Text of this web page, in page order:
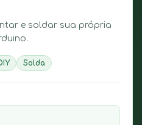
e soldar sua própria
Solda